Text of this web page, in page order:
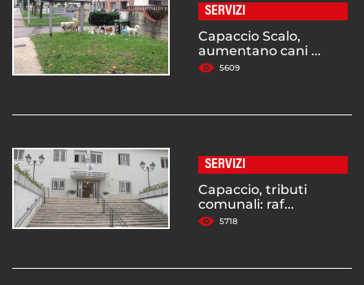
SERVIZI
Capaccio Scalo,
aumentano cani ...
5609
SERVIZI
Capaccio, tributi
comunali: raf...
5718